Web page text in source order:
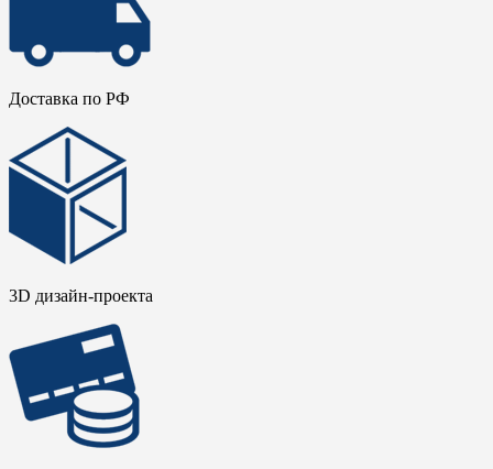
Доставка по РФ
3D дизайн-проекта